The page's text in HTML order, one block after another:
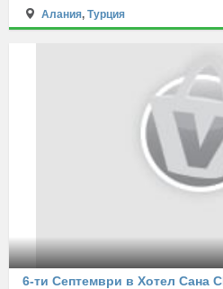
Алания,Турция
6-ти Септември в Хотел Сана